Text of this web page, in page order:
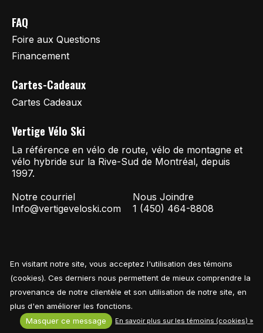
FAQ
Foire aux Questions
Financement
Cartes-Cadeaux
Cartes Cadeaux
Vertige Vélo Ski
La référence en vélo de route, vélo de montagne et
vélo hybride sur la Rive-Sud de Montréal, depuis
1997.
Notre courriel
Info@vertigeveloski.com
Nous Joindre
1 (450) 464-8808
© Copyright 2026 Vertige Vélo Ski
En visitant notre site, vous acceptez l'utilisation des témoins
(cookies). Ces derniers nous permettent de mieux comprendre la
provenance de notre clientèle et son utilisation de notre site, en
plus d'en améliorer les fonctions.
Masquer ce message
En savoir plus sur les témoins (cookies) »